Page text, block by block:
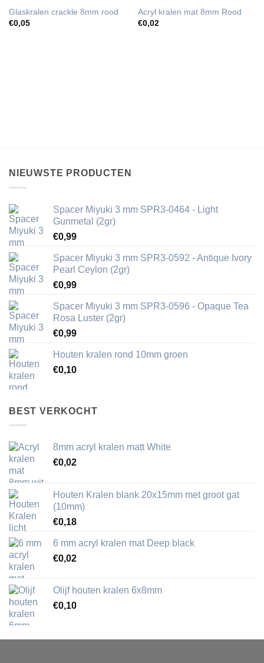
Glaskralen crackle 8mm rood
€0,05
Acryl kralen mat 8mm Rood
€0,02
NIEUWSTE PRODUCTEN
Spacer Miyuki 3 mm SPR3-0464 - Light
Gunmetal (2gr)
€0,99
Spacer Miyuki 3 mm SPR3-0592 - Antique Ivory
Pearl Ceylon (2gr)
€0,99
Spacer Miyuki 3 mm SPR3-0596 - Opaque Tea
Rosa Luster (2gr)
€0,99
Houten kralen rond 10mm groen
€0,10
BEST VERKOCHT
8mm acryl kralen matt White
€0,02
Houten Kralen blank 20x15mm met groot gat
(10mm)
€0,18
6 mm acryl kralen mat Deep black
€0,02
Olijf houten kralen 6x8mm
€0,10